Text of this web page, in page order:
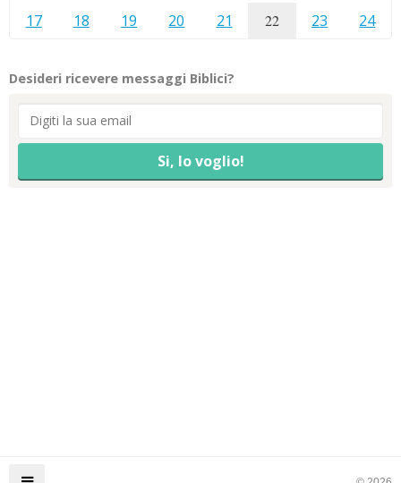
17
18 19 20 21 22 23 24
Desideri ricevere messaggi Biblici?